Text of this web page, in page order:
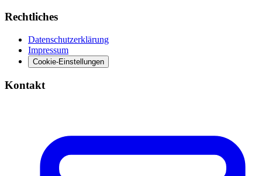
Rechtliches
Datenschutzerklärung
Impressum
Cookie-Einstellungen
Kontakt